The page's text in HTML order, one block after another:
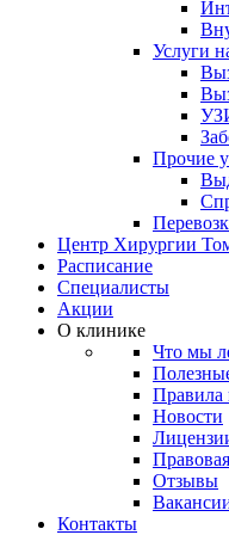
Услуги
Прочие
Центр Хирургии
Расписание
Специалисты
Акции
О клинике
Что мы
Правила
Новости
Отзывы
Контакты